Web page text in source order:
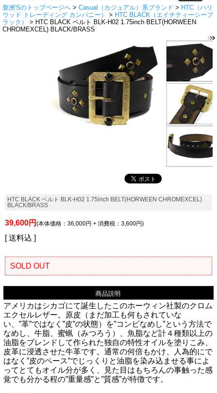
亜洲'Sのトップページへ > Casual（カジュアル）系ブランド > HTC（ハリ
ウッド トレーディング カンパニー）
> HTC BLACK（エイチティーシーブ
ラック）
> HTC BLACK ベルト BLK-H02 1.75inch BELT(HORWEEN
CHROMEXCEL) BLACK/BRASS
HTC BLACK ベルト BLK-H02 1.75inch BELT(HORWEEN CHROMEXCEL)
BLACK/BRASS
39,600円 (本体価格：36,000円 + 消費税：3,600円)
[ 送料込 ]
SOLD OUT
商品説明
アメリカはシカゴにて誕生したこのホーウィン社製のクロム
エクセルレザー。原皮（まだ加工も何もされていな
い、”革”ではなく”皮”の状態）を”コンビなめし”という方法で
なめし、牛脂、蜜蝋（みつろう）、魚脂など計４種類以上の
油脂をブレンドして作られた独自の特性オイルを塗りこみ、
皮革に浸透させた牛革です。通常の何倍もかけ、人為的にで
はなく”皮のペース”でじっくりと油脂を染み込ませる事によ
ってとてもオイル分が多く、見た目はもちろんの事触った感
覚でも分かる程の”重量感”と”質感”が特徴です。